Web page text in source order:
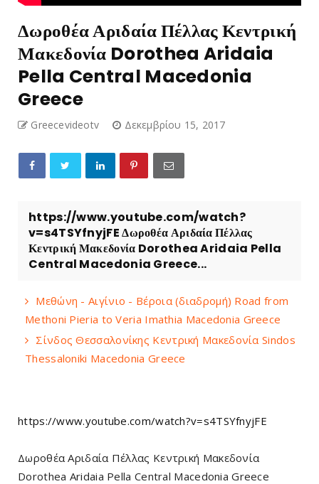
Δωροθέα Αριδαία Πέλλας Κεντρική
Μακεδονία Dorothea Aridaia
Pella Central Macedonia
Greece
Greecevideotv Δεκεμβρίου 15, 2017
https://www.youtube.com/watch?
v=s4TSYfnyjFE Δωροθέα Αριδαία Πέλλας
Κεντρική Μακεδονία Dorothea Aridaia Pella
Central Macedonia Greece...
Μεθώνη - Αιγίνιο - Βέροια (διαδρομή) Road from
Methoni Pieria to Veria Imathia Macedonia Greece
Σίνδος Θεσσαλονίκης Κεντρική Μακεδονία Sindos
Thessaloniki Macedonia Greece
https://www.youtube.com/watch?v=s4TSYfnyjFE
Δωροθέα Αριδαία Πέλλας Κεντρική Μακεδονία
Dorothea Aridaia Pella Central Macedonia Greece